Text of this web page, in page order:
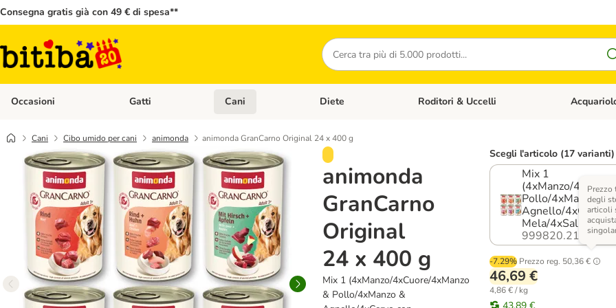
Consegna gratis già con 49 € di spesa**
Cerca
Occasioni Apri Menù Categoria: Occasioni
Gatti Apri Menù Categoria: Gatti
Cani Apri Menù Categoria: Cani
Diete Apri Menù Categoria: Diete
Roditori & Uccelli Apri Menù
Cani Cibo umido per cani animonda animonda GranCarno Original 24 x 400 g
animonda
GranCarno
Original
24 x 400 g
Mix 1 (4xManzo/4xCuore/4xManzo
& Pollo/4xManzo &
Scegli l'articolo (17 varianti)
Mix 1
(4xManzo/
Pollo/4xManzo &
Agnello/4xCervo
Mela/4xSalmone
999820.21
-7.29% Prezzo reg. 50,36 €
Prezzo
degli
articoli
46,69 €
4,86 € / kg